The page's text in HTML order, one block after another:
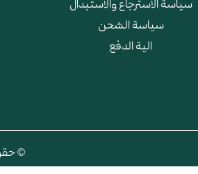
سياسة الشحن
الية الدفع
©